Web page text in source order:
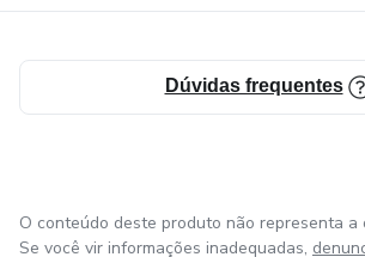
Dúvidas frequentes
O conteúdo deste produto não representa a
Se você vir informações inadequadas,